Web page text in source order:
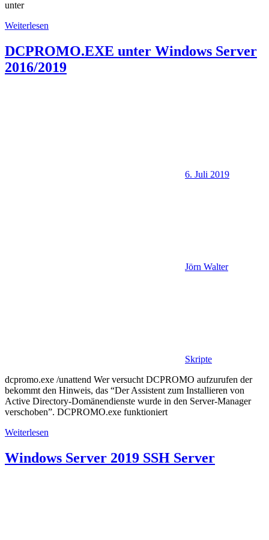
unter
Weiterlesen
DCPROMO.EXE unter Windows Server
2016/2019
6. Juli 2019
Jörn Walter
Skripte
dcpromo.exe /unattend Wer versucht DCPROMO aufzurufen der
bekommt den Hinweis, das “Der Assistent zum Installieren von
Active Directory-Domänendienste wurde in den Server-Manager
verschoben”. DCPROMO.exe funktioniert
Weiterlesen
Windows Server 2019 SSH Server